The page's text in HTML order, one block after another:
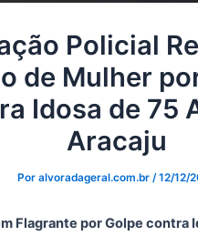
Policial
de Mulher
Idosa de 75
Aracaju
Por alvoradageral.com.br /12/12/
Flagrante por Golpe contra